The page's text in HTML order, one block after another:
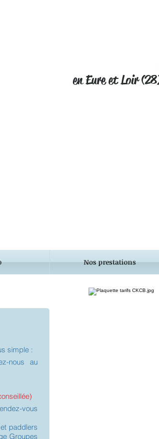
en Eure et Loir
Nos prestations
simple :
nous au
vous
paddlers
Groupes